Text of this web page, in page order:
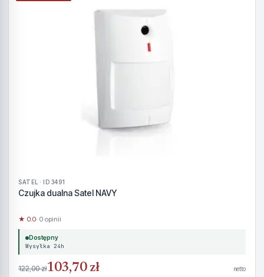
SATEL · ID 3491
Czujka dualna Satel NAVY
★ 0.0· 0 opinii
Dostępny
Wysyłka 24h
122,00 zł103,70 zł netto